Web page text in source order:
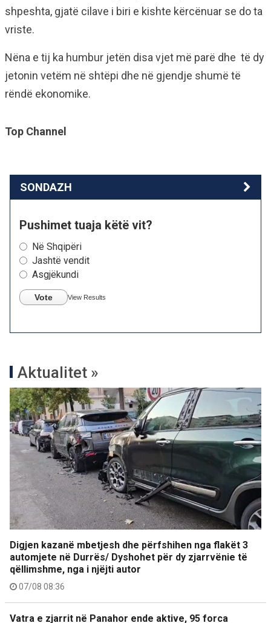
shpeshta, gjatë cilave i biri e kishte kërcënuar se do ta
vriste.
Nëna e tij ka humbur jetën disa vjet më parë dhe të dy
jetonin vetëm në shtëpi dhe në gjendje shumë të
rëndë ekonomike.
Top Channel
SONDAZH
Pushimet tuaja këtë vit?
Në Shqipëri
Jashtë vendit
Asgjëkundi
Vote View Results
Aktualitet »
Digjen kazanë mbetjesh dhe përfshihen nga flakët 3
automjete në Durrës/ Dyshohet për dy zjarrvënie të
qëllimshme, nga i njëjti autor
07/08 08:36
Vatra e zjarrit në Panahor ende aktive, 95 forca